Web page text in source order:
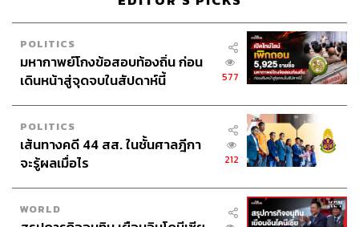
POLITICS
มหากาพย์โกงข้อสอบท้องถิ่น ก่อน
เดินหน้าสู่จุดจบในสัปดาห์นี้
577
POLITICS
เส้นทางคดี 44 สส. ในชั้นศาลฎีกา
จะรู้ผลเมื่อไร
212
WORLD